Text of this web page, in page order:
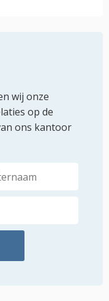
wij onze
op de
ons kantoor